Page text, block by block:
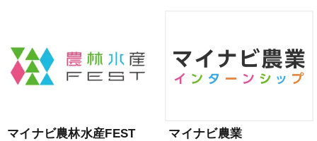
マイナビ農林水産FEST
マイナビ農業